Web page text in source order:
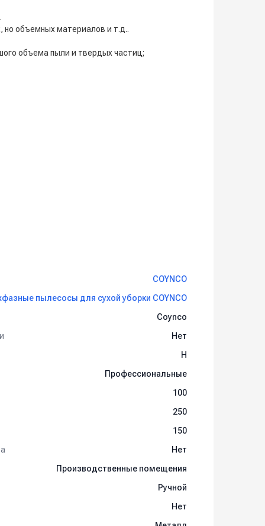
но объемных материалов и т.д..
объема пыли и твердых частиц;
COYNCO
пылесосы для сухой уборки COYNCO
Coynco
Нет
H
Профессиональные
100
250
150
Нет
Производственные помещения
Ручной
Нет